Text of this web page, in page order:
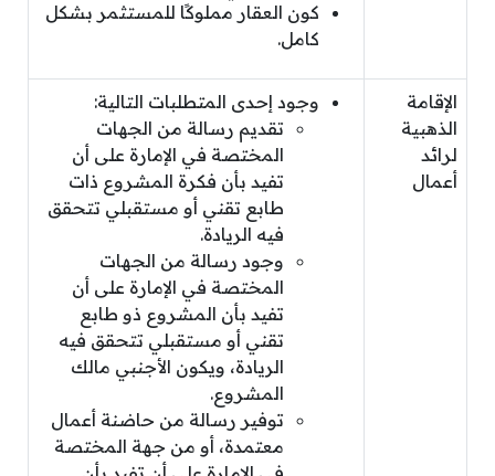
كون العقار مملوكًا للمستثمر بشكل
كامل.
الإقامة
الذهبية
لرائد
أعمال
وجود إحدى المتطلبات التالية:
تقديم رسالة من الجهات
المختصة في الإمارة على أن
تفيد بأن فكرة المشروع ذات
طابع تقني أو مستقبلي تتحقق
فيه الريادة.
وجود رسالة من الجهات
المختصة في الإمارة على أن
تفيد بأن المشروع ذو طابع
تقني أو مستقبلي تتحقق فيه
الريادة، ويكون الأجنبي مالك
المشروع.
توفير رسالة من حاضنة أعمال
معتمدة، أو من جهة المختصة